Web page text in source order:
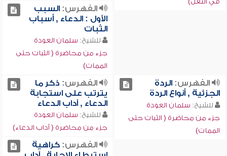
الفهرس:السبب
الأول : الدعاء , أسباب
الثبات
للشيخ: سلمان العودة
جزء من محاضرة ( الثبات حتى
الممات)
الفهرس:الردة
الجزئية , أنواع الردة
للشيخ: سلمان العودة
جزء من محاضرة ( الثبات حتى
الممات)
الفهرس: ذكر ما
يترتب على استجابة
الدعاء , آداب الدعاء
للشيخ: سلمان العودة
جزء من محاضرة ( آداب الدعاء)
الفهرس:كراهية